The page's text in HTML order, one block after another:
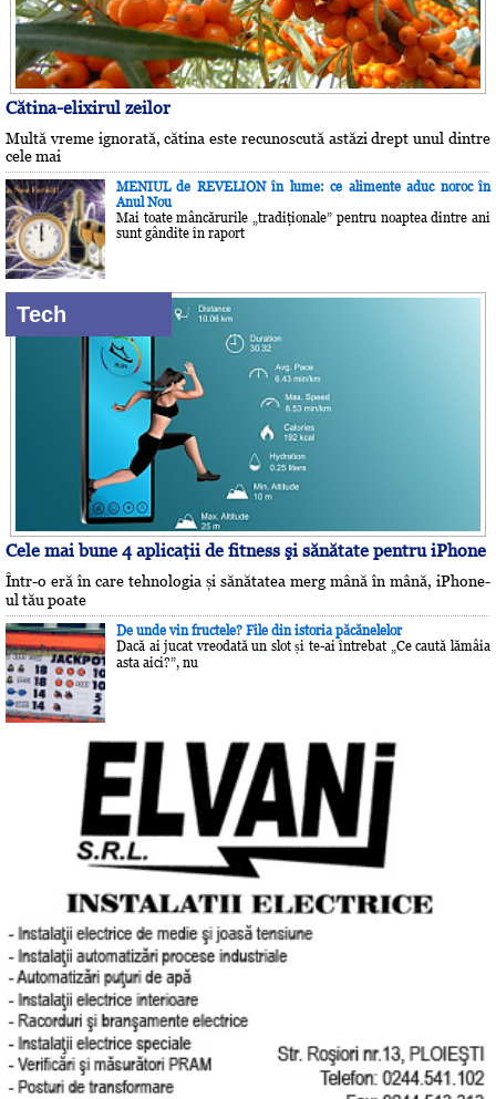
Cătina-elixirul zeilor
Multă vreme ignorată, cătina este recunoscută astăzi drept unul dintre
cele mai
MENIUL de REVELION în lume: ce alimente aduc noroc în
Anul Nou
Mai toate mâncărurile „tradiţionale” pentru noaptea dintre ani
sunt gândite în raport
Tech
Cele mai bune 4 aplicaţii de fitness şi sănătate pentru iPhone
Într-o eră în care tehnologia și sănătatea merg mână în mână, iPhone-
ul tău poate
De unde vin fructele? File din istoria păcănelelor
Dacă ai jucat vreodată un slot și te-ai întrebat „Ce caută lămâia
asta aici?”, nu